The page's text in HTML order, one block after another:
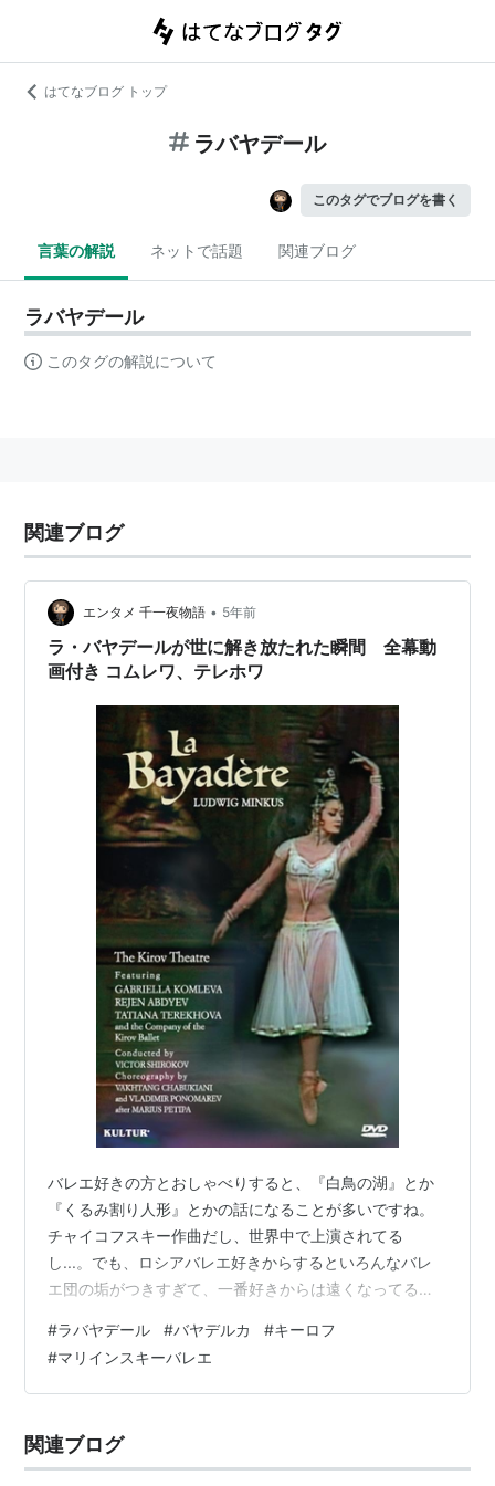
はてなブログ トップ
ラバヤデール
このタグでブログを書く
言葉の解説 ネットで話題 関連ブログ
ラバヤデール
このタグの解説について
関連ブログ
エンタメ 千一夜物語 • 5年前
ラ・バヤデールが世に解き放たれた瞬間 全幕動
画付き コムレワ、テレホワ
バレエ好きの方とおしゃべりすると、『白鳥の湖』とか
『くるみ割り人形』とかの話になることが多いですね。
チャイコフスキー作曲だし、世界中で上演されてる
し...。でも、ロシアバレエ好きからするといろんなバレ
エ団の垢がつきすぎて、一番好きからは遠くなってる演
と、アタシもアタシも！って、本当にウレシクなりま
す。VGTRKの公式動画があるので、是非、ご覧いただき
たいかと。
#ラバヤデール #バヤデルカ #キーロフ
#マリインスキーバレエ
関連ブログ